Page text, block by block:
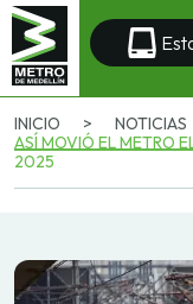
INICIO > NOTICIAS
ASÍ MOVIÓ EL METRO
2025